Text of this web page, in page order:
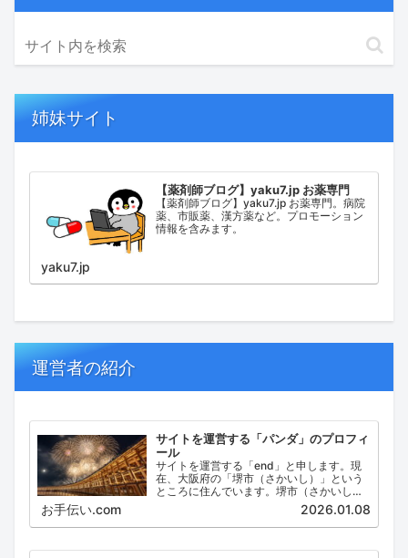
姉妹サイト
【薬剤師ブログ】yaku7.jp お薬専門
【薬剤師ブログ】yaku7.jp お薬専門。病院
薬、市販薬、漢方薬など。プロモーション
情報を含みます。
yaku7.jp
運営者の紹介
サイトを運営する「パンダ」のプロフィ
ール
サイトを運営する「end」と申します。現
在、大阪府の「堺市（さかいし）」という
ところに住んでいます。堺市（さかいし）
は、大阪府の泉北地域にある政令指定都市
で、府内では大阪市に次いで人口が多い都
市です。
お手伝い.com 2026.01.08